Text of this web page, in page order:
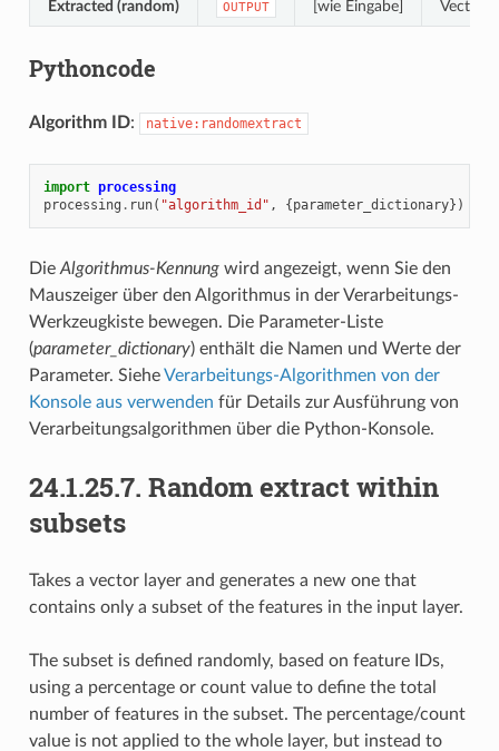
Extracted (random) OUTPUT [wie Eingabe] Vector
Pythoncode
Algorithm ID: native:randomextract
import processing
processing . run( "algorithm_id" , {parameter_dictionary})
Die Algorithmus-Kennungwird angezeigt, wenn Sie den
Mauszeiger über den Algorithmus in der Verarbeitungs-
Werkzeugkiste bewegen. Die Parameter-Liste
(parameter_dictionary) enthält die Namen und Werte der
Parameter. SieheVerarbeitungs-Algorithmen von der
Konsole aus verwenden für Details zur Ausführung von
Verarbeitungsalgorithmen über die Python-Konsole.
24.1.25.7. Random extract within
subsets
Takes a vector layer and generates a new one that
contains only a subset of the features in the input layer.
The subset is defined randomly, based on feature IDs,
using a percentage or count value to define the total
number of features in the subset. The percentage/count
value is not applied to the whole layer, but instead to